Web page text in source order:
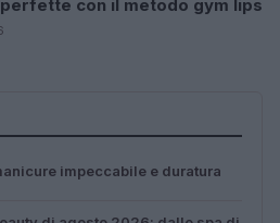
con il metodo gym lips
impeccabile e duratura